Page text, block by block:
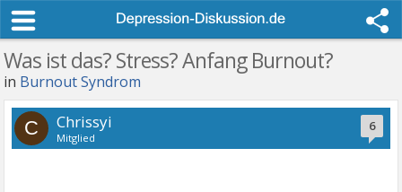
Was ist das? Stress? Anfang Burnout?
in Burnout Syndrom
6
C Chrissyi
Mitglied